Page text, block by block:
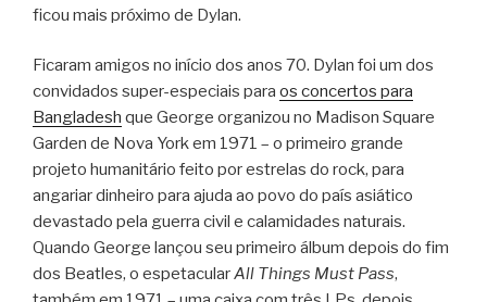
ficou mais próximo de Dylan.
Ficaram amigos no início dos anos 70. Dylan foi um dos
convidados super-especiais para os concertos para
Bangladesh que George organizou no Madison Square
Garden de Nova York em 1971 – o primeiro grande
projeto humanitário feito por estrelas do rock, para
angariar dinheiro para ajuda ao povo do país asiático
devastado pela guerra civil e calamidades naturais.
Quando George lançou seu primeiro álbum depois do fim
dos Beatles, o espetacularAll Things Must Pass,